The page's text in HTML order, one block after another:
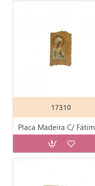
17310